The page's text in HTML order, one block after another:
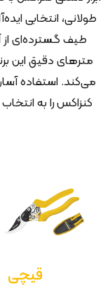
طولانی، انتخابی
طیف گسترده‌ای از
مترهای دقیق این
می‌کند. استفاده
کنزاکس را به
قیچی